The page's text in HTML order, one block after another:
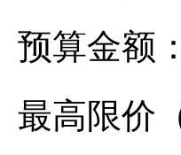
预算金额
最高限价